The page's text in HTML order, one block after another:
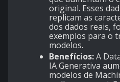
original. Esses
replicam as
dos dados reais,
exemplos para o
modelos.
Benefícios:A
IA Generativa
modelos de